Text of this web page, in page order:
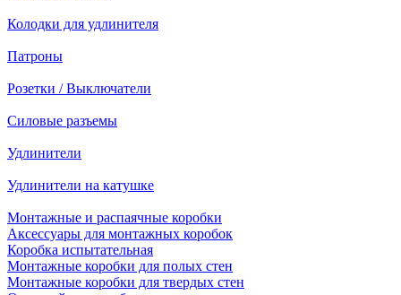
Колодки для удлинителя
Патроны
Розетки / Выключатели
Силовые разъемы
Удлинители
Удлинители на катушке
Монтажные и распаячные коробки
Аксессуары для монтажных коробок
Коробка испытательная
Монтажные коробки для полых стен
Монтажные коробки для твердых стен